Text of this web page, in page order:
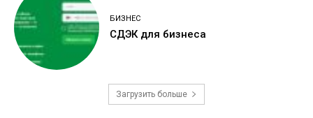
БИЗНЕС
СДЭК для бизнеса
Загрузить больше